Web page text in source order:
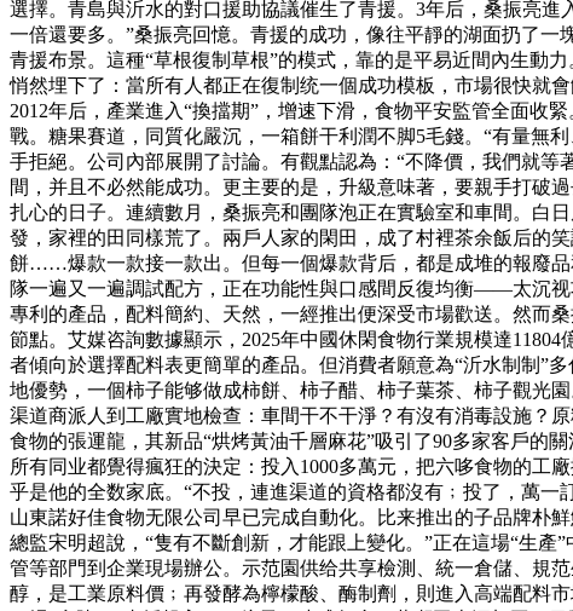
選擇。青島與沂水的對口援助協議催生了青援。3年后，桑振亮
一倍還要多。”桑振亮回憶。青援的成功，像往平靜的湖面扔了
青援布景。這種“草根復制草根”的模式，靠的是平易近間內生動
悄然埋下了：當所有人都正在復制统一個成功模板，市場很快就
2012年后，產業進入“換擋期”，增速下滑，食物平安監管全面收
戰。糖果賽道，同質化嚴沉，一箱餅干利潤不脚5毛錢。“有量無
手拒絕。公司內部展開了討論。有觀點認為：“不降價，我們就
間，并且不必然能成功。更主要的是，升級意味著，要親手打破
扎心的日子。連續數月，桑振亮和團隊泡正在實驗室和車間。白
發，家裡的田同樣荒了。兩戶人家的閑田，成了村裡茶余飯后的
餅……爆款一款接一款出。但每一個爆款背后，都是成堆的報廢品
隊一遍又一遍調試配方，正在功能性與口感間反復均衡——太沉
專利的產品，配料簡約、天然，一經推出便深受市場歡送。然而
節點。艾媒咨詢數據顯示，2025年中國休閑食物行業規模達
者傾向於選擇配料表更簡單的產品。但消費者願意為“沂水制制”
地優勢，一個柿子能够做成柿餅、柿子醋、柿子葉茶、柿子觀光
渠道商派人到工廠實地檢查：車間干不干淨？有沒有消毒設施？
食物的張運龍，其新品“烘烤黃油千層麻花”吸引了90多家客戶的
所有同业都覺得瘋狂的決定：投入1000多萬元，把六哆食物的工
乎是他的全数家底。“不投，連進渠道的資格都沒有﹔投了，萬一
山東諾好佳食物无限公司早已完成自動化。比来推出的子品牌朴
總監宋明超說，“隻有不斷創新，才能跟上變化。”正在這場“生
管等部門到企業現場辦公。示范園供给共享檢測、統一倉儲、規
醇，是工業原料價﹔再發酵為檸檬酸、酶制劑，則進入高端配料